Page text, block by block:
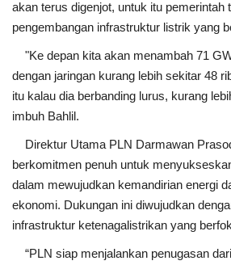
akan terus digenjot, untuk itu pemerintah
pengembangan infrastruktur listrik yang
"Ke depan kita akan menambah 71
dengan jaringan kurang lebih sekitar 48
itu kalau dia berbanding lurus, kurang
imbuh Bahlil.
Direktur Utama PLN Darmawan
berkomitmen penuh untuk
dalam mewujudkan kemandirian energi
ekonomi. Dukungan ini diwujudkan
infrastruktur ketenagalistrikan yang
“PLN siap menjalankan penugasan